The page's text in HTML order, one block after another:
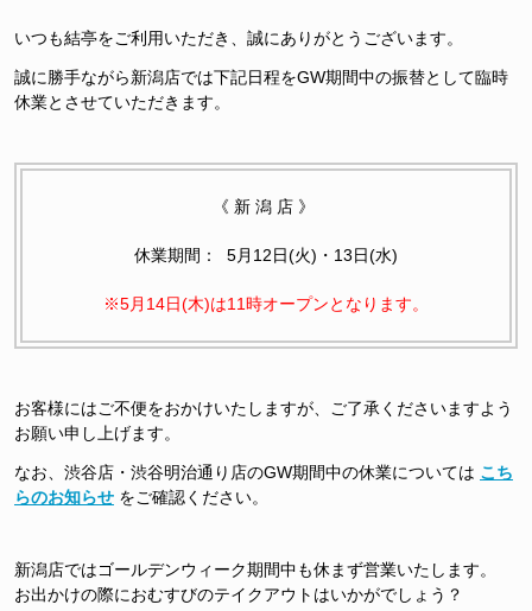
いつも結亭をご利用いただき、誠にありがとうございます。
誠に勝手ながら新潟店では下記日程をGW期間中の振替として臨時
休業とさせていただきます。
《新潟店》
休業期間： 5月12日(火)・13日(水)
※5月14日(木)は11時オープンとなります。
お客様にはご不便をおかけいたしますが、ご了承くださいますよう
お願い申し上げます。
なお、渋谷店・渋谷明治通り店のGW期間中の休業については こち
らのお知らせ をご確認ください。
新潟店ではゴールデンウィーク期間中も休まず営業いたします。
お出かけの際におむすびのテイクアウトはいかがでしょう？